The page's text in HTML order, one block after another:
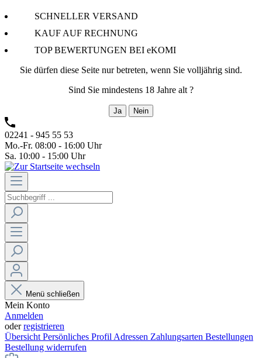
SCHNELLER VERSAND
KAUF AUF RECHNUNG
TOP BEWERTUNGEN BEI eKOMI
Sie dürfen diese Seite nur betreten, wenn Sie volljährig sind.
Sind Sie mindestens 18 Jahre alt ?
Ja Nein
02241 - 945 55 53
Mo.-Fr. 08:00 - 16:00 Uhr
Sa. 10:00 - 15:00 Uhr
Menü schließen
Mein Konto
Anmelden
oderregistrieren
Übersicht Persönliches Profil Adressen Zahlungsarten Bestellungen
Bestellung widerrufen